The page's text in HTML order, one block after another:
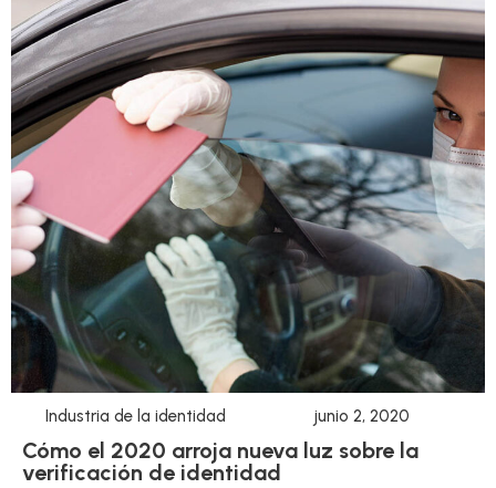
Industria de la identidad junio 2, 2020
Cómo el 2020 arroja nueva luz sobre la
verificación de identidad